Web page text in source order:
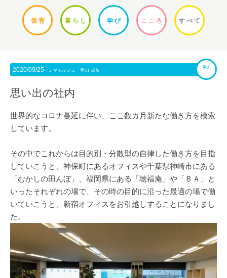
保 育 暮ら し 学 び ここ ろ すべて
2020/09/25 ミマモルジュ 奥山 卓矢
学び
思い出の社内
世界的なコロナ蔓延に伴い、ここ数カ月新たな働き方を模索
しています。
その中でこれからは目的別・分散型の自律した働き方を目指
していこうと、神保町にあるオフィスや千葉県神崎市にある
「むかしの田んぼ」、福岡県にある「聴福庵」や「ＢＡ」と
いったそれぞれの場で、その時の目的に沿った最適の場で働
いていこうと、新宿オフィスをお引越しすることになりまし
た。